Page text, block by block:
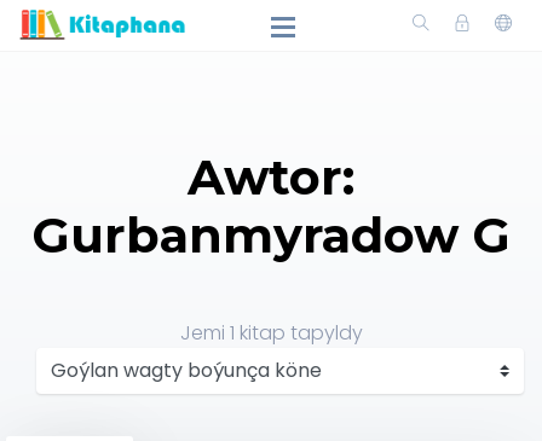
Awtor:
Gurbanmyradow G
Jemi 1 kitap tapyldy